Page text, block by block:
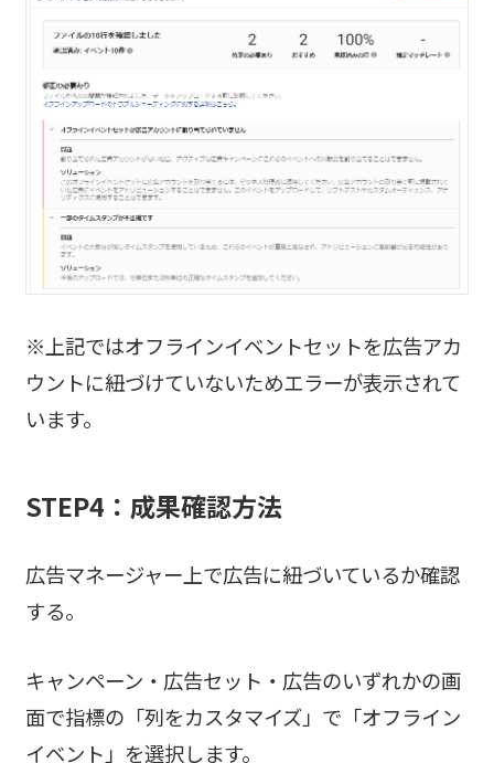
※上記ではオフラインイベントセットを広告アカ
ウントに紐づけていないためエラーが表示されて
います。
STEP4：成果確認方法
広告マネージャー上で広告に紐づいているか確認
する。
キャンペーン・広告セット・広告のいずれかの画
面で指標の「列をカスタマイズ」で「オフライン
イベント」を選択します。